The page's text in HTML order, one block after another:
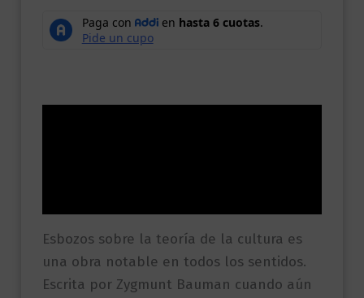
Esbozos sobre la teoría de la cultura es
una obra notable en todos los sentidos.
Escrita por Zygmunt Bauman cuando aún